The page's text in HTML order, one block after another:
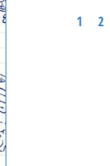
1 2